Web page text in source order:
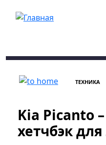
ТЕХНИКА
Kia Picanto
хетчбэк